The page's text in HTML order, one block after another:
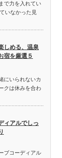
で力を入れてい
いなかった見
しめる、温泉
宿を厳選５
にいられないカ
クは休みを合わ
ィアルでしっ
ブコーディアル